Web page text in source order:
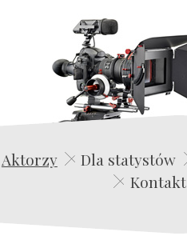
Aktorzy Dla statystów
Kontakt